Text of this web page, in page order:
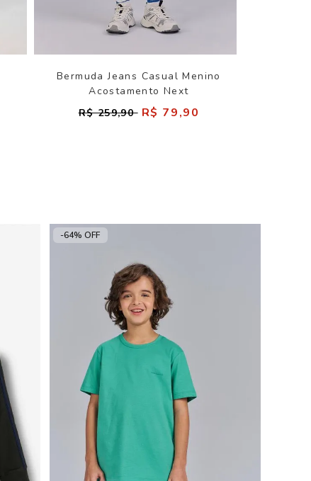
Bermuda Jeans Casual Menino
Acostamento Next
R$ 259,90 R$ 79,90
-64% OFF